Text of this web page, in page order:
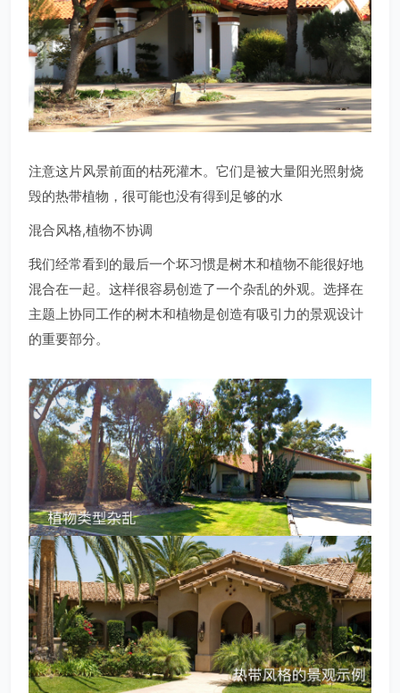
注意这片风景前面的枯死灌木。它们是被大量阳光照射烧
毁的热带植物，很可能也没有得到足够的水
混合风格,植物不协调
我们经常看到的最后一个坏习惯是树木和植物不能很好地
混合在一起。这样很容易创造了一个杂乱的外观。选择在
主题上协同工作的树木和植物是创造有吸引力的景观设计
的重要部分。